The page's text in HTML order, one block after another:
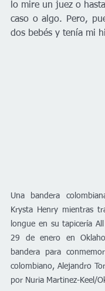
lo mire un juez o
caso o algo. Pero,
dos bebés y tenía mi
Una bandera
Krysta Henry mientras
longue en su tapicería
29 de enero en
bandera para
colombiano, Alejandro
por Nuria Martinez-Keel/